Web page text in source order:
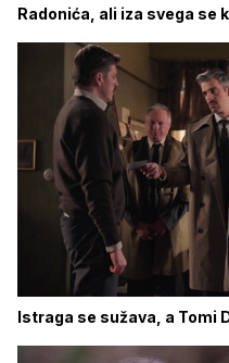
Radonića, ali iza svega se
Istraga se sužava, a Tomi